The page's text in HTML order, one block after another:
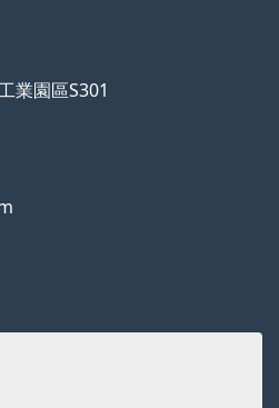
業園區S301